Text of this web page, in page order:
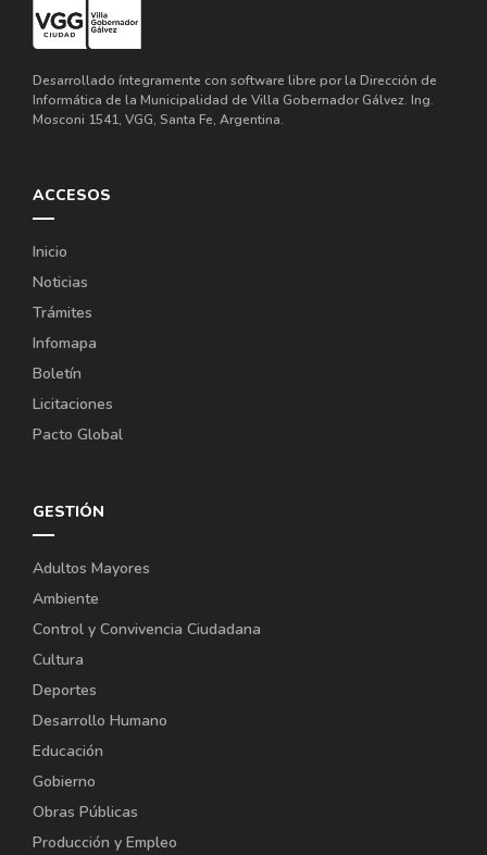
Desarrollado íntegramente con software libre por la Dirección de
Informática de la Municipalidad de Villa Gobernador Gálvez. Ing.
Mosconi 1541, VGG, Santa Fe, Argentina.
ACCESOS
Inicio
Noticias
Trámites
Infomapa
Boletín
Licitaciones
Pacto Global
GESTIÓN
Adultos Mayores
Ambiente
Control y Convivencia Ciudadana
Cultura
Deportes
Desarrollo Humano
Educación
Gobierno
Obras Públicas
Producción y Empleo